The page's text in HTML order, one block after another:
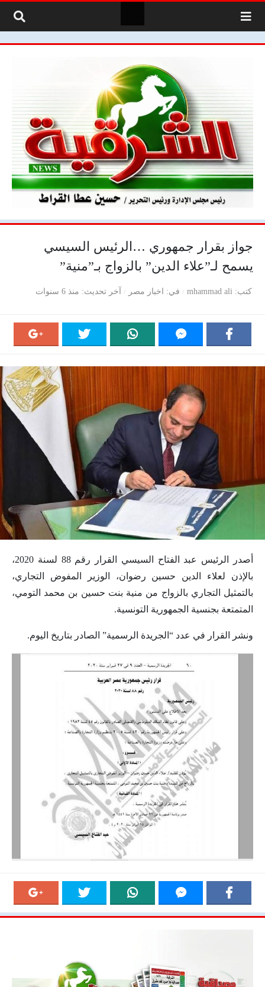
جواز بقرار جمهوري …الرئيس السيسي
يسمح لـ”علاء الدين” بالزواج بـ”منية”
كتب mhammad ali في اخبار مصر آخر تحديث منذ 6 سنوات
أصدر الرئيس عبد الفتاح السيسي القرار رقم 88 لسنة 2020،
بالإذن لعلاء الدين حسين رضوان، الوزير المفوض التجاري،
بالتمثيل التجاري بالزواج من منية بنت حسين بن محمد التومي،
المتمتعة بجنسية الجمهورية التونسية.
ونشر القرار في عدد “الجريدة الرسمية” الصادر بتاريخ اليوم.